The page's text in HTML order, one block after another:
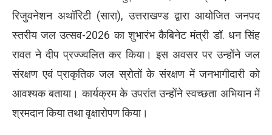
रिजुवनेशन अथॉरिटी (सारा), उत्तराखण्ड द्वारा आयोजित जनपद
स्तरीय जल उत्सव-2026 का शुभारंभ कैबिनेट मंत्री डॉ. धन सिंह
रावत ने दीप प्रज्ज्वलित कर किया। इस अवसर पर उन्होंने जल
संरक्षण एवं प्राकृतिक जल स्रोतों के संरक्षण में जनभागीदारी को
आवश्यक बताया। कार्यक्रम के उपरांत उन्होंने स्वच्छता अभियान में
श्रमदान किया तथा वृक्षारोपण किया।